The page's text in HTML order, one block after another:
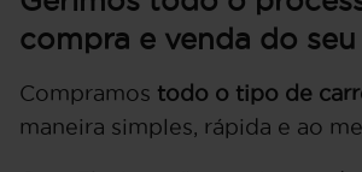
compra e venda do
Compramos todo o tipo de
maneira simples, rápida e ao